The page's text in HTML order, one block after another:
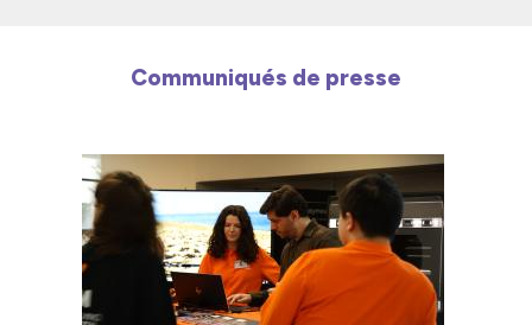
Communiqués de presse